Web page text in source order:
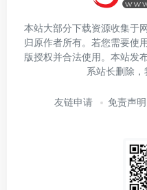
本站大部分下载资源收集于
归原作者所有。若您需要使
版授权并合法使用。本站发
系站长删除，
友链申请 免责声明